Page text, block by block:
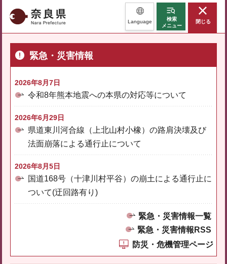
奈良県 Language
検索
メニュー
閉じる
緊急・災害情報
2026年8月7日
令和8年熊本地震への本県の対応等について
2026年6月29日
県道東川河合線（上北山村小橡）の路肩決壊及び
法面崩落による通行止について
2026年8月5日
国道168号（十津川村平谷）の崩土による通行止に
ついて(迂回路有り)
緊急・災害情報一覧
緊急・災害情報RSS
防災・危機管理ページ